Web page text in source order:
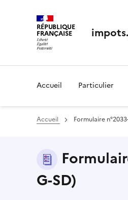
RÉPUBLIQUE
FRANÇAISE
Accueil Particulier
Accueil Formulaire
G-SD)